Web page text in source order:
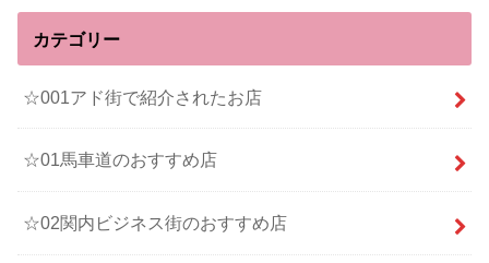
カテゴリー
☆001アド街で紹介されたお店
☆01馬車道のおすすめ店
☆02関内ビジネス街のおすすめ店